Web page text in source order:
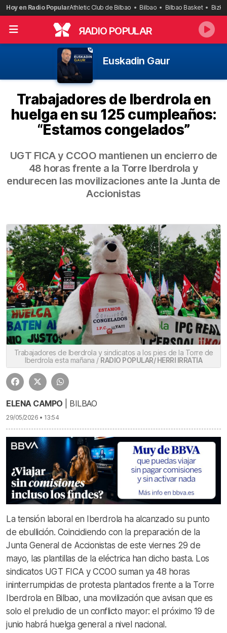
Saltar
al
contenido
Hoy en Radio PopularAthletic Club de Bilbao Bilbao Bilbao Basket
RADIO POPULAR
Euskadin Gaur
Trabajadores de Iberdrola en
huelga en su 125 cumpleaños:
“Estamos congelados”
UGT FICA y CCOO mantienen un encierro de
48 horas frente a la Torre Iberdrola y
endurecen las movilizaciones ante la Junta de
Accionistas
Trabajadores de Iberdrola y sindicatos a los pies de la Torre de
Iberdrola esta mañana / RADIO POPULAR/ HERRI IRRATIA
ELENA CAMPO | BILBAO
29/05/2026 • 13:54
La tensión laboral en Iberdrola ha alcanzado su punto
de ebullición. Coincidiendo con la preparación de la
Junta General de Accionistas de este viernes 29 de
mayo, las plantillas de la eléctrica han dicho basta. Los
sindicatos UGT FICA y CCOO suman ya 48 horas
ininterrumpidas de protesta plantados frente a la Torre
Iberdrola en Bilbao, una movilización que avisan que es
solo el preludio de un conflicto mayor: el próximo 19 de
junio habrá huelga general a nivel nacional.